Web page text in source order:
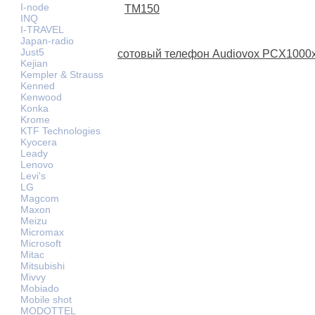
I-node
INQ
I-TRAVEL
Japan-radio
Just5
Kejian
Kempler & Strauss
Kenned
Kenwood
Konka
Krome
KTF Technologies
Kyocera
Leady
Lenovo
Levi's
LG
Magcom
Maxon
Meizu
Micromax
Microsoft
Mitac
Mitsubishi
Mivvy
Mobiado
Mobile shot
MODOTTEL
TM150
сотовый телефон Audiovox